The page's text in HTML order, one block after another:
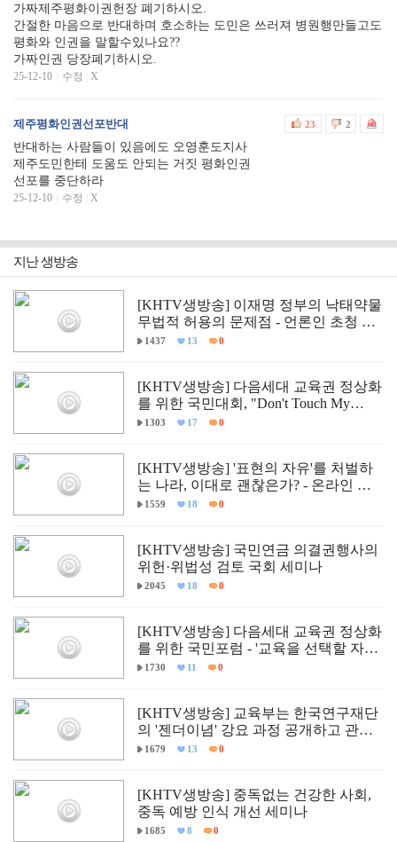
가짜제주평화이권헌장 폐기하시오.
간절한 마음으로 반대하며 호소하는 도민은 쓰러져 병원행만들고도
평화와 인권을 말할수있나요??
가짜인권 당장폐기하시오.
25-12-10 수정 X
제주평화인권선포반대 23 2
반대하는 사람들이 있음에도 오영훈도지사
제주도민한테 도움도 안되는 거짓 평화인권
선포를 중단하라
25-12-10 수정 X
지난 생방송
[KHTV생방송] 이재명 정부의 낙태약물
무법적 허용의 문제점 - 언론인 초청 긴
급 학술 세미나
1437 13 0
[KHTV생방송] 다음세대 교육권 정상화
를 위한 국민대회, "Don't Touch My
Child."
1303 17 0
[KHTV생방송] '표현의 자유'를 처벌하
는 나라, 이대로 괜찮은가? - 온라인 입
틀막법 폐지 촉구 국회토론회
1559 18 0
[KHTV생방송] 국민연금 의결권행사의
위헌·위법성 검토 국회 세미나
2045 18 0
[KHTV생방송] 다음세대 교육권 정상화
를 위한 국민포럼 - '교육을 선택할 자유,
다르게 배울 권리'
1730 11 0
[KHTV생방송] 교육부는 한국연구재단
의 '젠더이념' 강요 과정 공개하고 관련
자 즉각 문책하라!
1679 13 0
[KHTV생방송] 중독없는 건강한 사회,
중독 예방 인식 개선 세미나
1685 8 0